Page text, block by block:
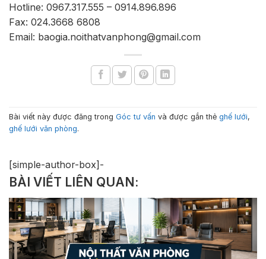
Hotline: 0967.317.555 – 0914.896.896
Fax: 024.3668 6808
Email: baogia.noithatvanphong@gmail.com
Bài viết này được đăng trong Góc tư vấn và được gắn thẻ ghế lưới,
ghế lưới văn phòng.
[simple-author-box]-
BÀI VIẾT LIÊN QUAN: